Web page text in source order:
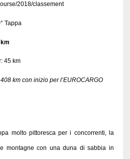
2018/classement
Tappa
45 km
km con inizio per l’EUROCARGO
molto pittoresca per i concorrenti, la
montagne con una duna di sabbia in